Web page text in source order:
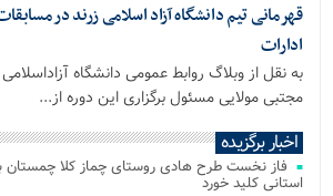
قهرمانی تیم دانشگاه آزاد اسلامی زرند در
ادارات
به نقل از وبلاگ روابط عمومی دانشگاه
مجتبی مولایی مسئول برگزاری این دوره از...
اخبار برگزیده
فاز نخست طرح هادی روستای چماز کلا چمستان
استانی کلید خورد